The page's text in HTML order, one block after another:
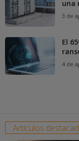
una
3 de
El
4 de
Artículos